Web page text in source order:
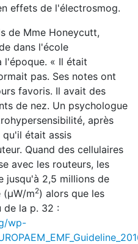
effets de l'électrosmog.
de Mme Honeycutt,
dans l'école
l'époque. « Il était
pas. Ses notes ont
favoris. Il avait des
de nez. Un psychologue
après
était assis
Quand des cellulaires
avec les routeurs, les
jusqu'à 2,5 millions de
(μW/m2) alors que les
de la p. 32 :
wp-